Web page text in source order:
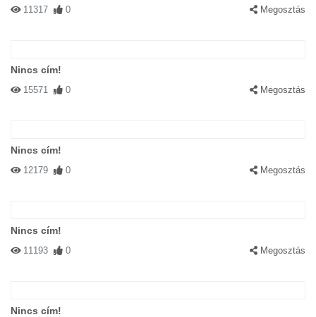
11317 0 Megosztás
Nincs cím!
15571 0 Megosztás
Nincs cím!
12179 0 Megosztás
Nincs cím!
11193 0 Megosztás
Nincs cím!